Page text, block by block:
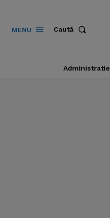
MENU Caută
Administratie